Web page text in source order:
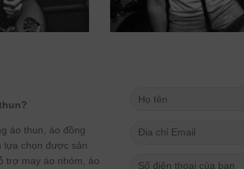
áo thun, áo đồng
chọn được sản
trợ may áo nhóm, áo